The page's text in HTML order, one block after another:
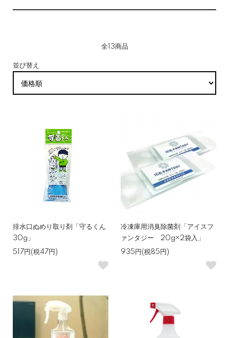
全13商品
並び替え
排水口ぬめり取り剤「守るくん
30g」
517円(税47円)
冷凍庫用消臭除菌剤「アイスフ
ァンタジー 20g×2袋入」
935円(税85円)